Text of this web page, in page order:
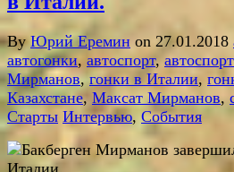
ByЮрий Еремин on 27.01.2018
автогонки, автоспорт,
Мирманов,гонки в Италии,
Казахстане, Максат Мирманов,
Старты Интервью, События